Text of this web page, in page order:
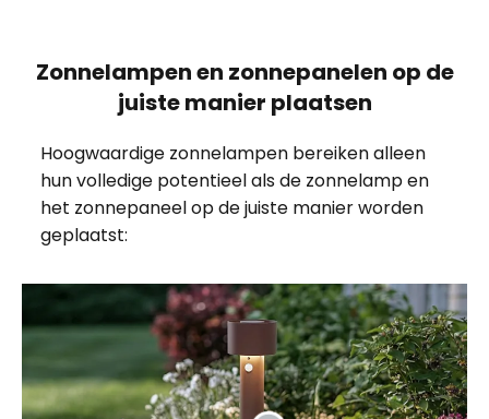
Zonnelampen en zonnepanelen op de
juiste manier plaatsen
Hoogwaardige zonnelampen bereiken alleen
hun volledige potentieel als de zonnelamp en
het zonnepaneel op de juiste manier worden
geplaatst: